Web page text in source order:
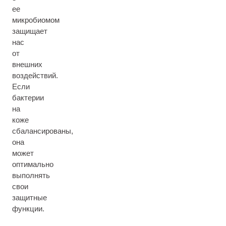
ее
микробиомом
защищает
нас
от
внешних
воздействий.
Если
бактерии
на
коже
сбалансированы,
она
может
оптимально
выполнять
свои
защитные
функции.